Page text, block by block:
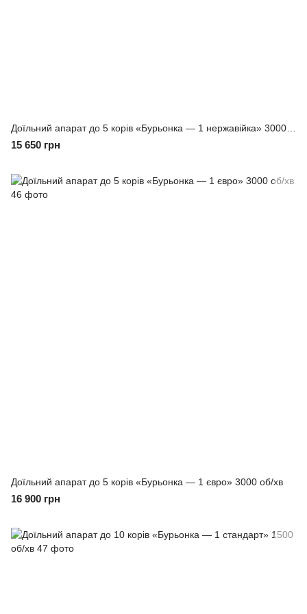
15 650 грн
Доїльний апарат до 5 корів «Бурьонка — 1 євро» 3000 об/хв
16 900 грн